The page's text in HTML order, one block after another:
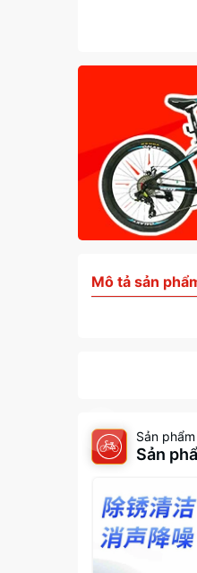
Mô tả sản
Sản phẩm
Sản